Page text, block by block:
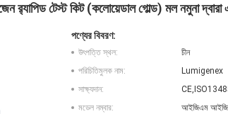
র‍্যাপিড টেস্ট কিট (কলোয়েডাল গোল্ড) মল নমুনা
পণ্যের বিবরণ:
উৎপত্তি স্থল:
চীন
পরিচিতিমুলক নাম:
Lumigenex
সাক্ষ্যদান:
মডেল নম্বার:
আইজিএম